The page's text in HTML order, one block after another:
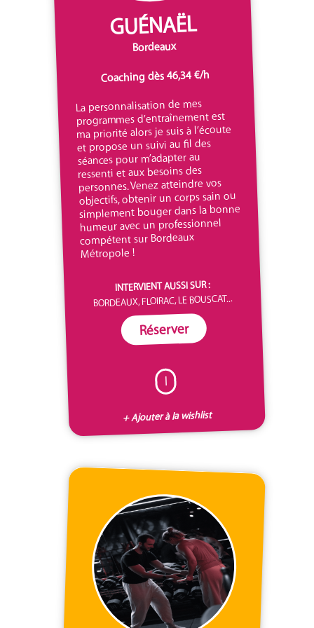
GUÉNAËL
Bordeaux
Coaching dès 46,34 €/h
La personnalisation de mes
programmes d’entraînement est
ma priorité alors je suis à l’écoute
et propose un suivi au fil des
séances pour m’adapter au
ressenti et aux besoins des
personnes. Venez atteindre vos
objectifs, obtenir un corps sain ou
simplement bouger dans la bonne
humeur avec un professionnel
compétent sur Bordeaux
Métropole !
INTERVIENT AUSSI SUR :
BORDEAUX, FLOIRAC, LE BOUSCAT...
Réserver
I
+ Ajouter à la wishlist